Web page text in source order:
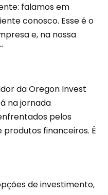
falamos em
conosco. Esse é o
e, na nossa
da Oregon Invest
na jornada
pelos
financeiros. É
de investimento,